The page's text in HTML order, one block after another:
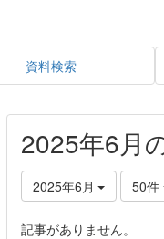
資料検索
2025年6月
2025年6月 50件
記事がありません。